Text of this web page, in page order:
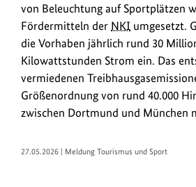
von Beleuchtung auf Sportplätzen
Fördermitteln der NKI umgesetzt.
die Vorhaben jährlich rund 30
Kilowattstunden Strom ein. Das
vermiedenen
Größenordnung von rund 40.000
zwischen Dortmund und München
27.05.2026 | Meldung Tourismus und Sport